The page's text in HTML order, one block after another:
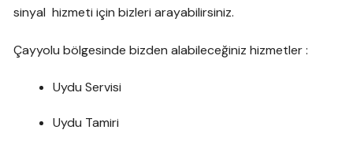
sinyal hizmeti için bizleri arayabilirsiniz.
Çayyolu bölgesinde bizden alabileceğiniz hizmetler :
Uydu Servisi
Uydu Tamiri